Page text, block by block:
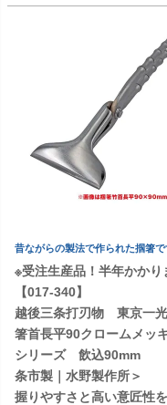
昔ながらの製法で作られた掴箸で
※受注生産品！半年かかり
【017-340】
越後三条打刃物 東京一
箸首長平90クロームメ
シリーズ 飲込90mm
条市製｜水野製作所＞
握りやすさと高い意匠性